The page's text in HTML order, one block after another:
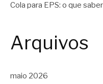
Cola para EPS: o que
Arquivos
maio 2026